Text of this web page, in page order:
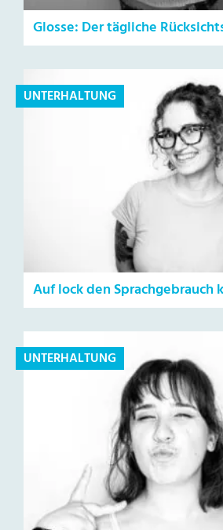
Glosse: Der tägliche
UNTERHALTUNG
Auf lock den Sprachgebrauch
UNTERHALTUNG